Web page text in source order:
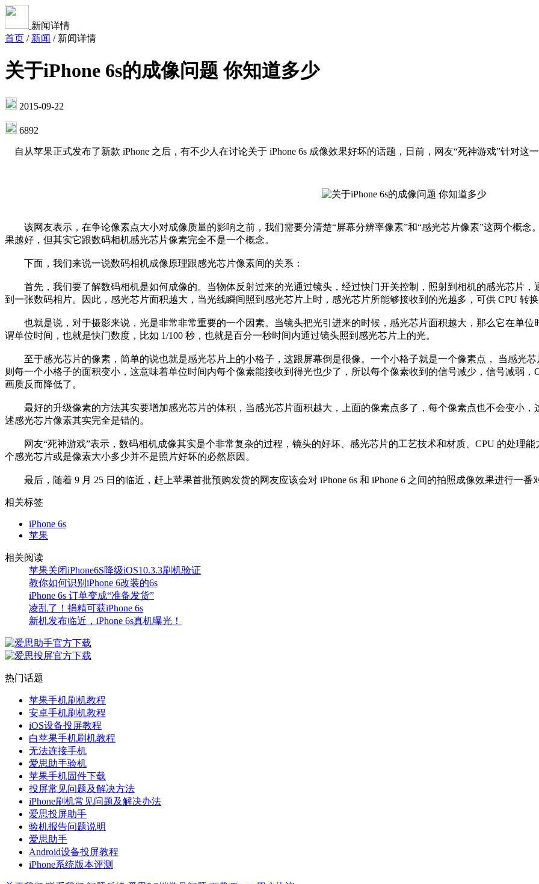
新闻详情
首页 / 新闻 / 新闻详情
关于iPhone 6s的成像问题 你知道多少
2015-09-22
6892
自从苹果正式发布了新款 iPhone 之后，有不少人在讨论关于 iPhone 6s 成像效果好坏的话题，日前，网友“死神游戏”针对这
该网友表示，在争论像素点大小对成像质量的影响之前，我们需要分清楚“屏幕分辨率像素”和“感光芯片像素”这两个概念
果越好，但其实它跟数码相机感光芯片像素完全不是一个概念。
下面，我们来说一说数码相机成像原理跟感光芯片像素间的关系：
首先，我们要了解数码相机是如何成像的。当物体反射过来的光通过镜头，经过快门开关控制，照射到相机的感光芯片，
到一张数码相片。因此，感光芯片面积越大，当光线瞬间照到感光芯片上时，感光芯片所能够接收到的光越多，可供 CPU 转
也就是说，对于摄影来说，光是非常非常重要的一个因素。当镜头把光引进来的时候，感光芯片面积越大，那么它在单位
谓单位时间，也就是快门数度，比如 1/100 秒，也就是百分一秒时间内通过镜头照到感光芯片上的光。
至于感光芯片的像素，简单的说也就是感光芯片上的小格子，这跟屏幕倒是很像。一个小格子就是一个像素点， 当感光芯
则每一个小格子的面积变小，这意味着单位时间内每个像素能接收到得光也少了，所以每个像素收到的信号减少，信号减弱
画质反而降低了。
最好的升级像素的方法其实要增加感光芯片的体积，当感光芯片面积越大，上面的像素点多了，每个像素点也不会变小，
述感光芯片像素其实完全是错的。
网友“死神游戏”表示，数码相机成像其实是个非常复杂的过程，镜头的好坏、感光芯片的工艺技术和材质、CPU 的处理
个感光芯片或是像素大小多少并不是照片好坏的必然原因。
最后，随着 9 月 25 日的临近，赶上苹果首批预购发货的网友应该会对 iPhone 6s 和 iPhone 6 之间的拍照成像效果进行一
相关标签
iPhone 6s
苹果
相关阅读
苹果关闭iPhone6S降级iOS10.3.3刷机验证
教你如何识别iPhone 6改装的6s
iPhone 6s 订单变成“准备发货”
凌乱了！捐精可获iPhone 6s
新机发布临近，iPhone 6s真机曝光！
热门话题
苹果手机刷机教程
安卓手机刷机教程
iOS设备投屏教程
白苹果手机刷机教程
无法连接手机
爱思助手验机
苹果手机固件下载
投屏常见问题及解决方法
iPhone刷机常见问题及解决办法
爱思投屏助手
验机报告问题说明
爱思助手
Android设备投屏教程
iPhone系统版本评测